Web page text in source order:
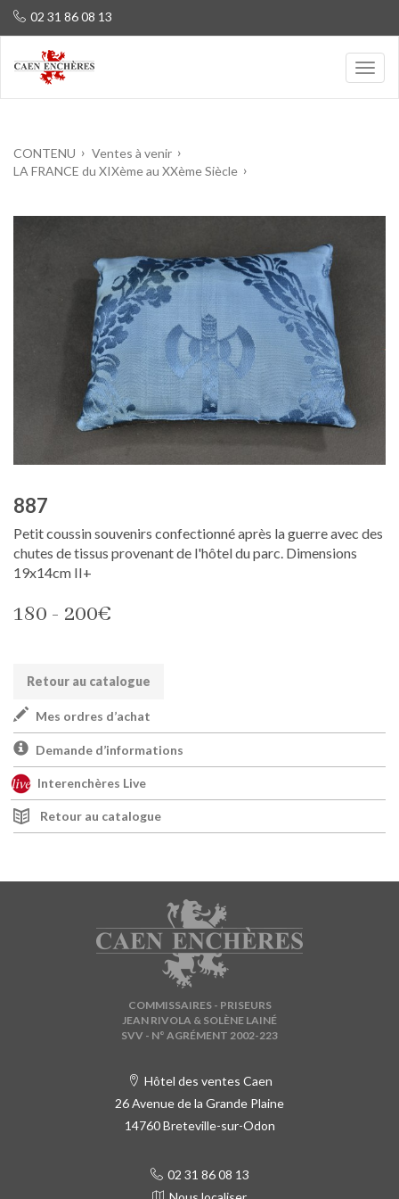
02 31 86 08 13
CONTENU
Ventes à venir
LA FRANCE du XIXème au XXème Siècle
887
Petit coussin souvenirs confectionné après la guerre avec des
chutes de tissus provenant de l'hôtel du parc. Dimensions
19x14cm II+
180 - 200€
Retour au catalogue
Mes ordres d’achat
Demande d’informations
Interenchères Live
Retour au catalogue
COMMISSAIRES - PRISEURS
JEAN RIVOLA & SOLÈNE LAINÉ
SVV - N° AGRÉMENT 2002-223
Hôtel des ventes Caen
26 Avenue de la Grande Plaine
14760 Breteville-sur-Odon
02 31 86 08 13